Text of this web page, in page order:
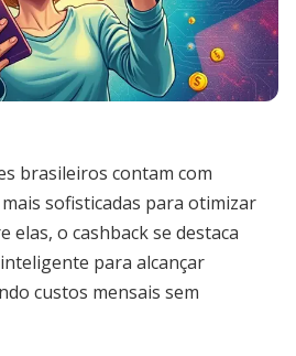
brasileiros contam com
sofisticadas para otimizar
elas, o cashback se destaca
para alcançar
custos mensais sem